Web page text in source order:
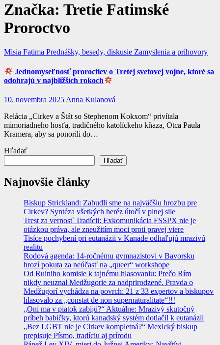
Značka: Tretie Fatimské
Proroctvo
Misia Fatima Prednášky, besedy, diskusie Zamyslenia a príhovory
Jednomyseľnosť proroctiev o Tretej svetovej vojne, ktoré sa
odohrajú v najbližších rokoch
10. novembra 2025 Anna Kulanová
Relácia „Cirkev a Štát so Stephenom Kokxom“ privítala
mimoriadneho hosťa, tradičného katolíckeho kňaza, Otca Paula
Kramera, aby sa ponorili do…
Hľadať
Hľadať
Najnovšie články
Biskup Strickland: Zabudli sme na najväčšiu hrozbu pre
Cirkev? Syntéza všetkých heréz útočí v plnej sile
Trest za vernosť Tradícii: Exkomunikácia FSSPX nie je
otázkou práva, ale zneužitím moci proti pravej viere
Tisíce pochybení pri eutanázii v Kanade odhaľujú mrazivú
realitu
Rodová agenda: 14-ročnému gymnazistovi v Bavorsku
hrozí pokuta za neúčasť na „queer“ workshope
Od Ruiniho komisie k tajnému hlasovaniu: Prečo Rím
nikdy neuznal Medžugorie za nadprirodzené. Pravda o
Medžugorí vychádza na povrch: 21 z 33 expertov a biskupov
hlasovalo za „constat de non supernaturalitate“!!!
„Oni ma v piatok zabijú?“ Aktuálne: Mrazivý skutočný
príbeh babičky, ktorú kanadský systém dotlačil k eutanázii
„Bez LGBT nie je Cirkev kompletná?“ Mexický biskup
prepisuje Písmo, tradíciu aj prírodu